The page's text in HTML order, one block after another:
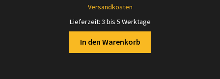
Versandkosten
Lieferzeit: 3 bis 5 Werktage
In den Warenkorb